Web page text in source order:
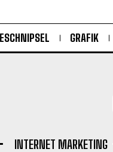
GRAFIK
INTERNET MARKETING